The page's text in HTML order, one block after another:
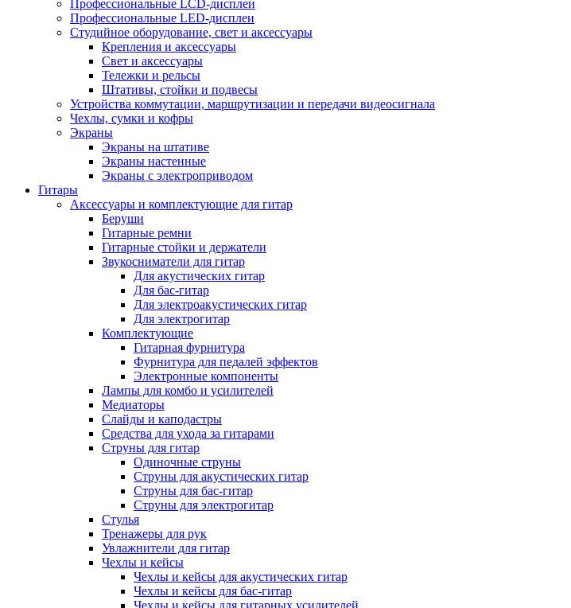
Профессиональные LCD-дисплеи
Профессиональные LED-дисплеи
Студийное оборудование, свет и аксессуары
Крепления и аксессуары
Свет и аксессуары
Тележки и рельсы
Штативы, стойки и подвесы
Устройства коммутации, маршрутизации и передачи видеосигнала
Чехлы, сумки и кофры
Экраны
Экраны на штативе
Экраны настенные
Экраны с электроприводом
Гитары
Аксессуары и комплектующие для гитар
Беруши
Гитарные ремни
Гитарные стойки и держатели
Звукосниматели для гитар
Для акустических гитар
Для бас-гитар
Для электроакустических гитар
Для электрогитар
Комплектующие
Гитарная фурнитура
Фурнитура для педалей эффектов
Электронные компоненты
Лампы для комбо и усилителей
Медиаторы
Слайды и каподастры
Средства для ухода за гитарами
Струны для гитар
Одиночные струны
Струны для акустических гитар
Струны для бас-гитар
Струны для электрогитар
Стулья
Тренажеры для рук
Увлажнители для гитар
Чехлы и кейсы
Чехлы и кейсы для акустических гитар
Чехлы и кейсы для бас-гитар
Чехлы и кейсы для гитарных усилителей